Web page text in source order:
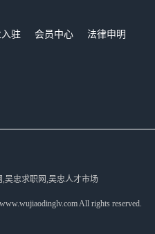
驻 会员中心
法律申明
吴忠求职网,吴忠人才市场
All rights reserved.